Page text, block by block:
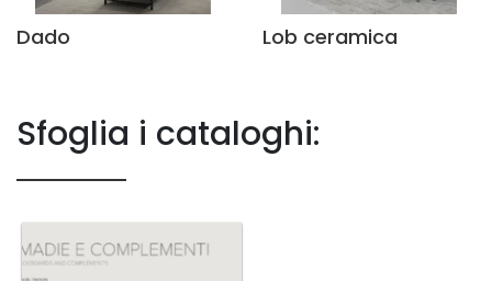
Dado Lob ceramica
Sfoglia i cataloghi: